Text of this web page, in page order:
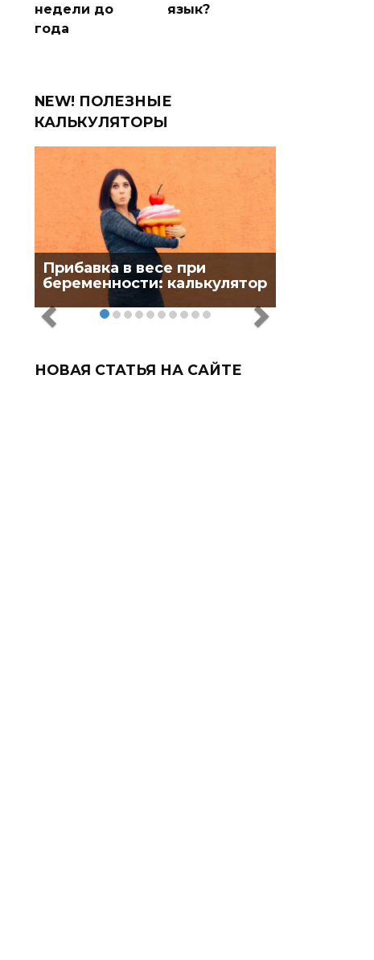
недели до
года
язык?
NEW! ПОЛЕЗНЫЕ
КАЛЬКУЛЯТОРЫ
Прибавка в весе при
беременности: калькулятор
НОВАЯ СТАТЬЯ НА САЙТЕ